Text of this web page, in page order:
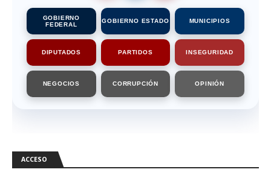
GOBIERNO
FEDERAL
GOBIERNO ESTADO MUNICIPIOS
DIPUTADOS PARTIDOS INSEGURIDAD
NEGOCIOS CORRUPCIÓN OPINIÓN
ACCESO